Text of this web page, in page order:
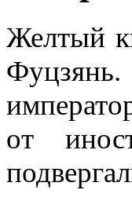
Желтый
от